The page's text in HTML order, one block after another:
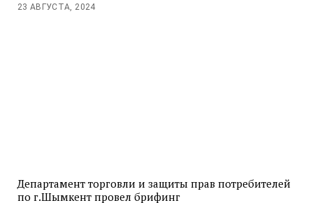
23 АВГУСТА, 2024
Департамент торговли и защиты прав потребителей
по г.Шымкент провел брифинг